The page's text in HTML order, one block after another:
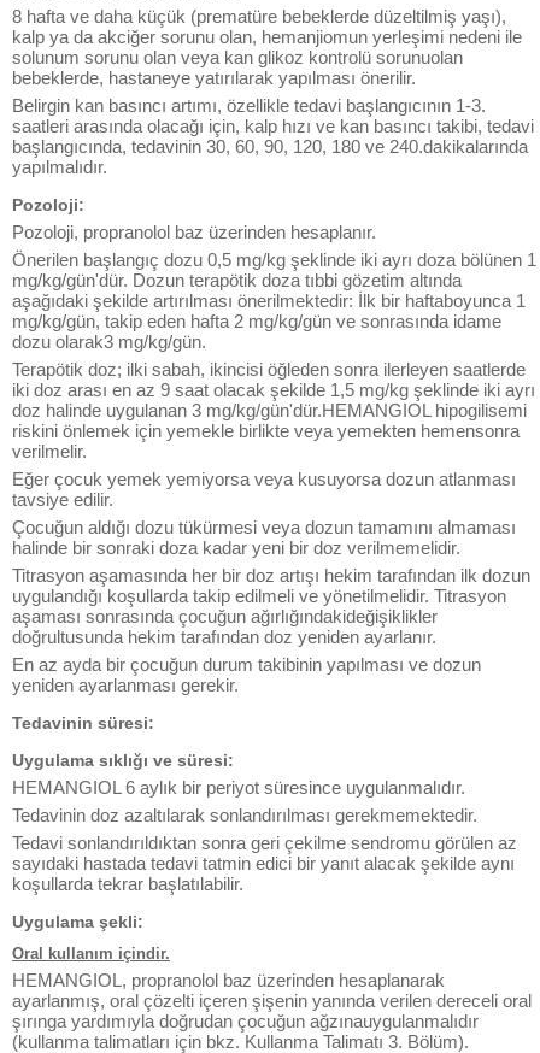
8 hafta ve daha küçük (prematüre bebeklerde düzeltilmiş yaşı),
kalp ya da akciğer sorunu olan, hemanjiomun yerleşimi nedeni ile
solunum sorunu olan veya kan glikoz kontrolü sorunuolan
bebeklerde, hastaneye yatırılarak yapılması önerilir.
Belirgin kan basıncı artımı, özellikle tedavi başlangıcının 1-3.
saatleri arasında olacağı için, kalp hızı ve kan basıncı takibi, tedavi
başlangıcında, tedavinin 30, 60, 90, 120, 180 ve 240.dakikalarında
yapılmalıdır.
Pozoloji:
Pozoloji, propranolol baz üzerinden hesaplanır.
Önerilen başlangıç dozu 0,5 mg/kg şeklinde iki ayrı doza bölünen 1
mg/kg/gün'dür. Dozun terapötik doza tıbbi gözetim altında
aşağıdaki şekilde artırılması önerilmektedir: İlk bir haftaboyunca 1
mg/kg/gün, takip eden hafta 2 mg/kg/gün ve sonrasında idame
dozu olarak3 mg/kg/gün.
Terapötik doz; ilki sabah, ikincisi öğleden sonra ilerleyen saatlerde
iki doz arası en az 9 saat olacak şekilde 1,5 mg/kg şeklinde iki ayrı
doz halinde uygulanan 3 mg/kg/gün'dür.HEMANGIOL hipogilisemi
riskini önlemek için yemekle birlikte veya yemekten hemensonra
verilmelir.
Eğer çocuk yemek yemiyorsa veya kusuyorsa dozun atlanması
tavsiye edilir.
Çocuğun aldığı dozu tükürmesi veya dozun tamamını almaması
halinde bir sonraki doza kadar yeni bir doz verilmemelidir.
Titrasyon aşamasında her bir doz artışı hekim tarafından ilk dozun
uygulandığı koşullarda takip edilmeli ve yönetilmelidir. Titrasyon
aşaması sonrasında çocuğun ağırlığındakideğişiklikler
doğrultusunda hekim tarafından doz yeniden ayarlanır.
En az ayda bir çocuğun durum takibinin yapılması ve dozun
yeniden ayarlanması gerekir.
Tedavinin süresi:
Uygulama sıklığı ve süresi:
HEMANGIOL 6 aylık bir periyot süresince uygulanmalıdır.
Tedavinin doz azaltılarak sonlandırılması gerekmemektedir.
Tedavi sonlandırıldıktan sonra geri çekilme sendromu görülen az
sayıdaki hastada tedavi tatmin edici bir yanıt alacak şekilde aynı
koşullarda tekrar başlatılabilir.
Uygulama şekli:
Oral kullanım içindir.
HEMANGIOL, propranolol baz üzerinden hesaplanarak
ayarlanmış, oral çözelti içeren şişenin yanında verilen dereceli oral
şırınga yardımıyla doğrudan çocuğun ağzınauygulanmalıdır
(kullanma talimatları için bkz. Kullanma Talimatı 3. Bölüm).